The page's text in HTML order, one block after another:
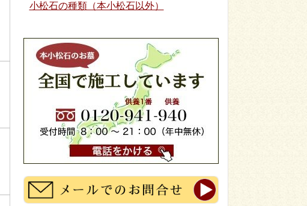
小松石の種類（本小松石以外）